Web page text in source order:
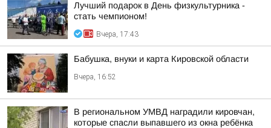
Лучший подарок в День физкультурника -
стать чемпионом!
Вчера, 17:43
Бабушка, внуки и карта Кировской области
Вчера, 16:52
В региональном УМВД наградили кировчан,
которые спасли выпавшего из окна ребёнка